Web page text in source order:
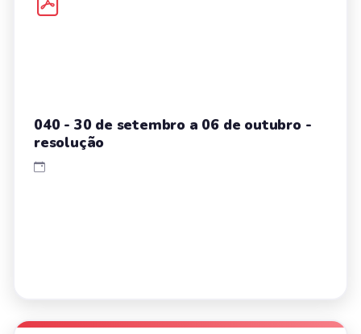
040 - 30 de setembro a 06 de outubro -
resolução